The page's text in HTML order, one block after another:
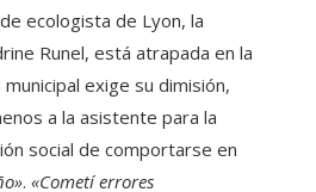
ecologista de Lyon, la
Runel, está atrapada en la
exige su dimisión,
a la asistente para la
social de comportarse en
. «Cometí errores